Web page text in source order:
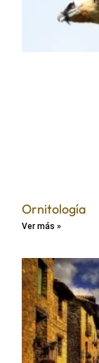
Ornitología
Ver más »